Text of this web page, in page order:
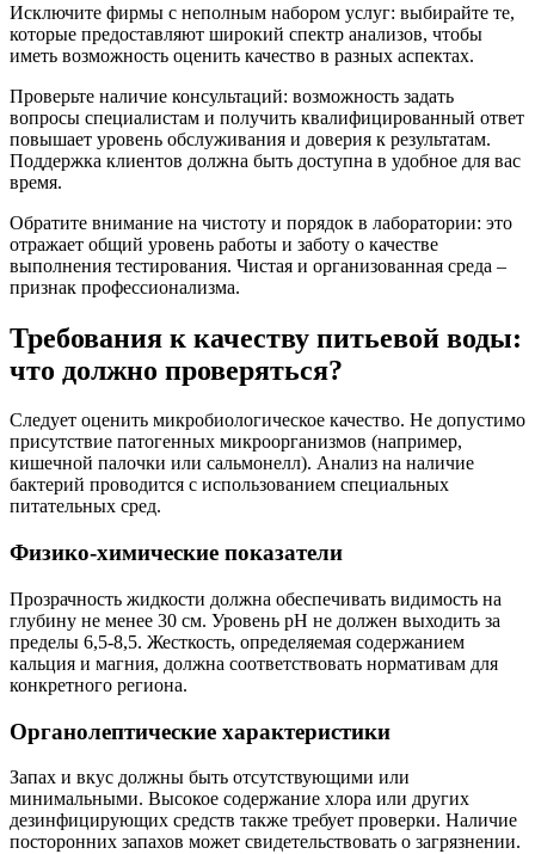
Исключите фирмы с неполным набором услуг: выбирайте те,
которые предоставляют широкий спектр анализов, чтобы
иметь возможность оценить качество в разных аспектах.
Проверьте наличие консультаций: возможность задать
вопросы специалистам и получить квалифицированный ответ
повышает уровень обслуживания и доверия к результатам.
Поддержка клиентов должна быть доступна в удобное для вас
время.
Обратите внимание на чистоту и порядок в лаборатории: это
отражает общий уровень работы и заботу о качестве
выполнения тестирования. Чистая и организованная среда –
признак профессионализма.
Требования к качеству питьевой воды:
что должно проверяться?
Следует оценить микробиологическое качество. Не допустимо
присутствие патогенных микроорганизмов (например,
кишечной палочки или сальмонелл). Анализ на наличие
бактерий проводится с использованием специальных
питательных сред.
Физико-химические показатели
Прозрачность жидкости должна обеспечивать видимость на
глубину не менее 30 см. Уровень pH не должен выходить за
пределы 6,5-8,5. Жесткость, определяемая содержанием
кальция и магния, должна соответствовать нормативам для
конкретного региона.
Органолептические характеристики
Запах и вкус должны быть отсутствующими или
минимальными. Высокое содержание хлора или других
дезинфицирующих средств также требует проверки. Наличие
посторонних запахов может свидетельствовать о загрязнении.